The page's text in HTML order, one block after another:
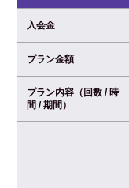
入会金
プラン金額
プラン内容（回数 / 時
間 / 期間）